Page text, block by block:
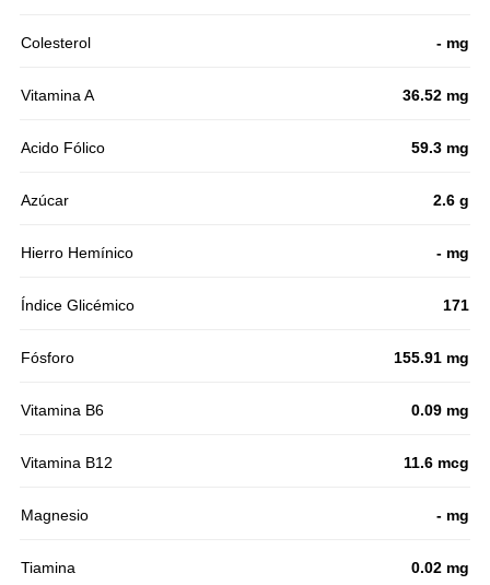
Colesterol - mg
Vitamina A 36.52 mg
Acido Fólico 59.3 mg
Azúcar 2.6 g
Hierro Hemínico - mg
Índice Glicémico 171
Fósforo 155.91 mg
Vitamina B6 0.09 mg
Vitamina B12 11.6 mcg
Magnesio - mg
Tiamina 0.02 mg